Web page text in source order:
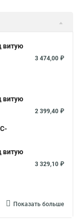
витую
3 474,00 ₽
витую
2 399,40 ₽
витую
3 329,10 ₽
Показать больше